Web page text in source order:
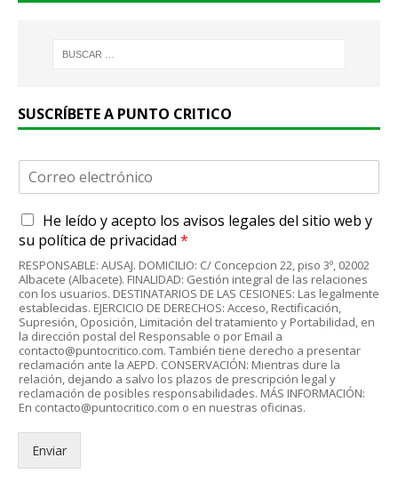
SUSCRÍBETE A PUNTO CRITICO
r
e
o
e
l
e
c
t
r
ó
n
i
c
.
A
c
e
r
d
o
R
G
P
D
*
He leído y acepto los avisos legales del sitio web y
su política de privacidad *
RESPONSABLE: AUSAJ. DOMICILIO: C/ Concepcion 22, piso 3º, 02002
Albacete (Albacete). FINALIDAD: Gestión integral de las relaciones
con los usuarios. DESTINATARIOS DE LAS CESIONES: Las legalmente
establecidas. EJERCICIO DE DERECHOS: Acceso, Rectificación,
Supresión, Oposición, Limitación del tratamiento y Portabilidad, en
la dirección postal del Responsable o por Email a
contacto@puntocritico.com. También tiene derecho a presentar
reclamación ante la AEPD. CONSERVACIÓN: Mientras dure la
relación, dejando a salvo los plazos de prescripción legal y
reclamación de posibles responsabilidades. MÁS INFORMACIÓN:
En contacto@puntocritico.com o en nuestras oficinas.
Enviar